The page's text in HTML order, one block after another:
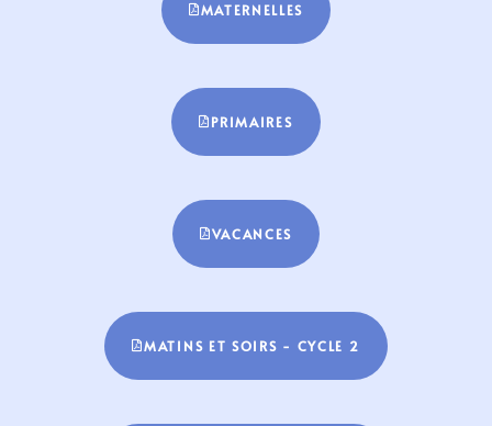
MATERNELLES
PRIMAIRES
VACANCES
MATINS ET SOIRS - CYCLE 2